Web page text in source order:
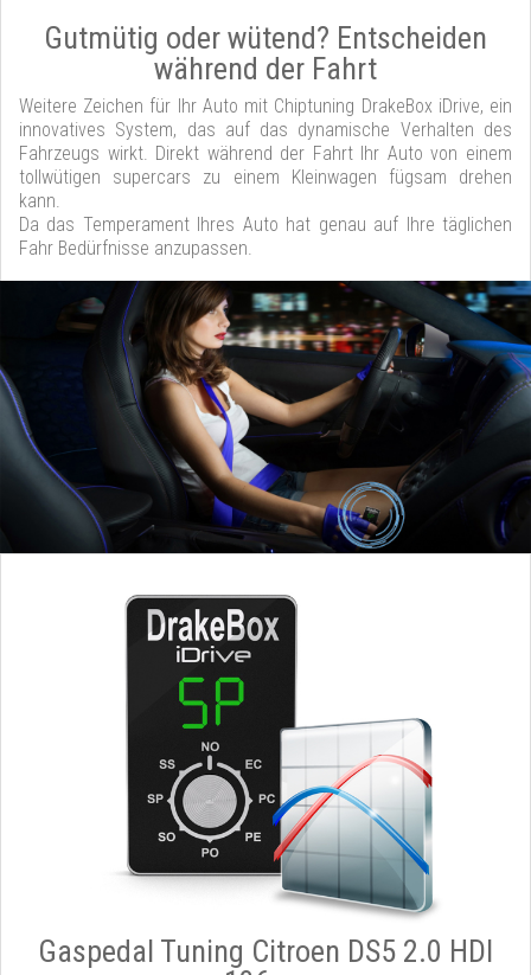
Gutmütig oder wütend? Entscheiden
während der Fahrt
Weitere Zeichen für Ihr Auto mit Chiptuning DrakeBox iDrive, ein
innovatives System, das auf das dynamische Verhalten des
Fahrzeugs wirkt. Direkt während der Fahrt Ihr Auto von einem
tollwütigen supercars zu einem Kleinwagen fügsam drehen
kann.
Da das Temperament Ihres Auto hat genau auf Ihre täglichen
Fahr Bedürfnisse anzupassen.
Gaspedal Tuning Citroen DS5 2.0 HDI